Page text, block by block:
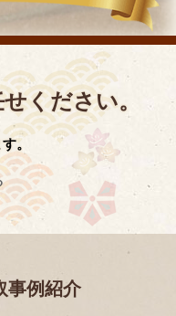
ください。
。
事例紹介